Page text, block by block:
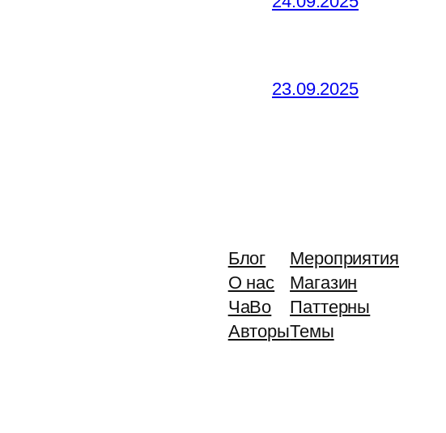
23.09.2025
Блог
О нас
ЧаВо
Авторы
Мероприятия
Магазин
Паттерны
Темы